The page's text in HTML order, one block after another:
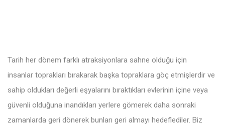
Tarih her dönem farklı atraksiyonlara sahne olduğu için
insanlar toprakları bırakarak başka topraklara göç etmişlerdir ve
sahip oldukları değerli eşyalarını bıraktıkları evlerinin içine veya
güvenli olduğuna inandıkları yerlere gömerek daha sonraki
zamanlarda geri dönerek bunları geri almayı hedeflediler. Biz